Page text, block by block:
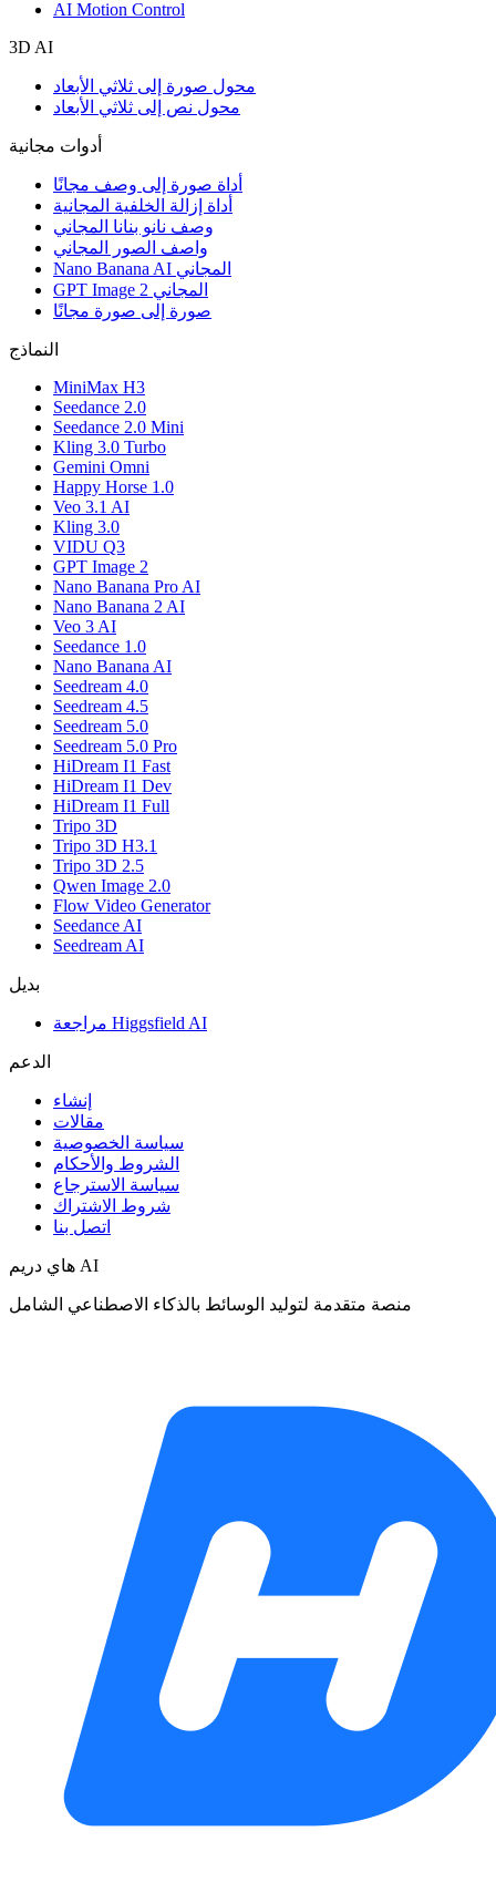
AI Motion Control
3D AI
محول صورة إلى ثلاثي الأبعاد
محول نص إلى ثلاثي الأبعاد
أدوات مجانية
أداة صورة إلى وصف مجانًا
أداة إزالة الخلفية المجانية
وصف نانو بنانا المجاني
واصف الصور المجاني
Nano Banana AI المجاني
GPT Image 2 المجاني
صورة إلى صورة مجانًا
النماذج
MiniMax H3
Seedance 2.0
Seedance 2.0 Mini
Kling 3.0 Turbo
Gemini Omni
Happy Horse 1.0
Veo 3.1 AI
Kling 3.0
VIDU Q3
GPT Image 2
Nano Banana Pro AI
Nano Banana 2 AI
Veo 3 AI
Seedance 1.0
Nano Banana AI
Seedream 4.0
Seedream 4.5
Seedream 5.0
Seedream 5.0 Pro
HiDream I1 Fast
HiDream I1 Dev
HiDream I1 Full
Tripo 3D
Tripo 3D H3.1
Tripo 3D 2.5
Qwen Image 2.0
Flow Video Generator
Seedance AI
Seedream AI
بديل
مراجعة Higgsfield AI
الدعم
إنشاء
مقالات
سياسة الخصوصية
الشروط والأحكام
سياسة الاسترجاع
شروط الاشتراك
اتصل بنا
هاي دريم AI
منصة متقدمة لتوليد الوسائط بالذكاء الاصطناعي الشامل